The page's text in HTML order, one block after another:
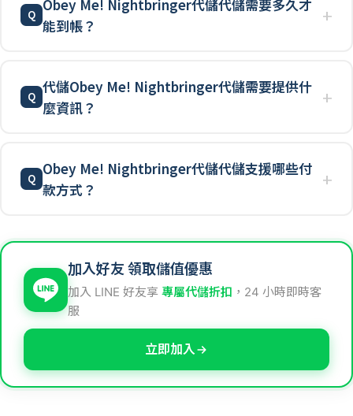
Obey Me! Nightbringer代儲代儲需要多久才
能到帳？
代儲Obey Me! Nightbringer代儲需要提供什
麼資訊？
Obey Me! Nightbringer代儲代儲支援哪些付
款方式？
加入好友 領取儲值優惠
加入 LINE 好友享 專屬代儲折扣 ，24 小時即時客
服
立即加入